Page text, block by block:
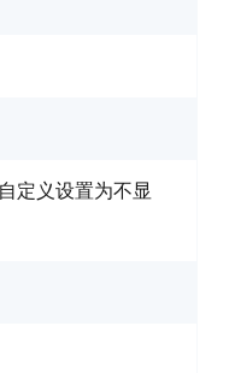
定义设置为不显